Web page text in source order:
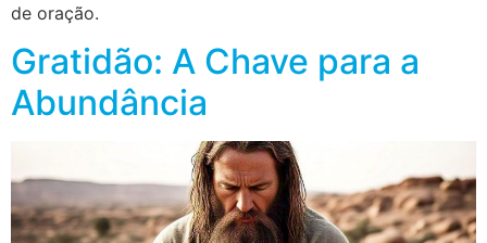
de oração.
Gratidão: A Chave para a
Abundância